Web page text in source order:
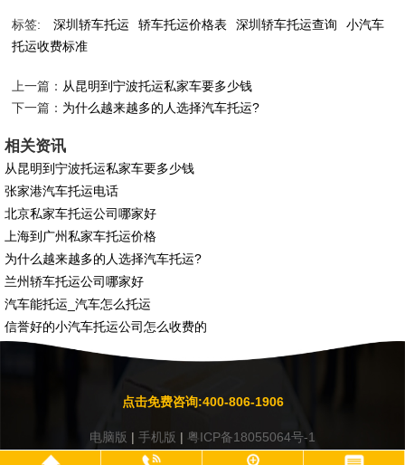
标签: 深圳轿车托运 轿车托运价格表 深圳轿车托运查询
小汽车
托运收费标准
上一篇： 从昆明到宁波托运私家车要多少钱
下一篇： 为什么越来越多的人选择汽车托运?
相关资讯
从昆明到宁波托运私家车要多少钱
张家港汽车托运电话
北京私家车托运公司哪家好
上海到广州私家车托运价格
为什么越来越多的人选择汽车托运?
兰州轿车托运公司哪家好
汽车能托运_汽车怎么托运
信誉好的小汽车托运公司怎么收费的
点击免费咨询:400-806-1906
电脑版 | 手机版 | 粤ICP备18055064号-1